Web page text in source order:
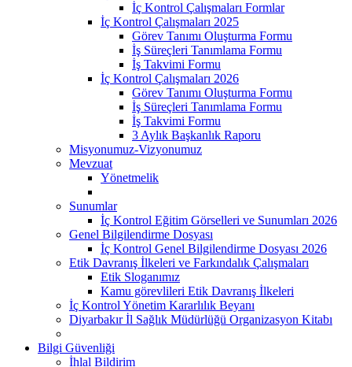
İç Kontrol Çalışmaları Formlar
İç Kontrol Çalışmaları 2025
Görev Tanımı Oluşturma Formu
İş Süreçleri Tanımlama Formu
İş Takvimi Formu
İç Kontrol Çalışmaları 2026
Görev Tanımı Oluşturma Formu
İş Süreçleri Tanımlama Formu
İş Takvimi Formu
3 Aylık Başkanlık Raporu
Misyonumuz-Vizyonumuz
Mevzuat
Yönetmelik
Sunumlar
İç Kontrol Eğitim Görselleri ve Sunumları 2026
Genel Bilgilendirme Dosyası
İç Kontrol Genel Bilgilendirme Dosyası 2026
Etik Davranış İlkeleri ve Farkındalık Çalışmaları
Etik Sloganımız
Kamu görevlileri Etik Davranış İlkeleri
İç Kontrol Yönetim Kararlılık Beyanı
Diyarbakır İl Sağlık Müdürlüğü Organizasyon Kitabı
Bilgi Güvenliği
İhlal Bildirim